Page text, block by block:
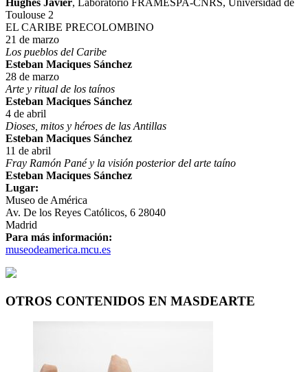
Hughes Javier, Laboratorio FRAMESPA-CNRS, Universidad de
Toulouse 2
EL CARIBE PRECOLOMBINO
21 de marzo
Los pueblos del Caribe
Esteban Maciques Sánchez
28 de marzo
Arte y ritual de los taínos
Esteban Maciques Sánchez
4 de abril
Dioses, mitos y héroes de las Antillas
Esteban Maciques Sánchez
11 de abril
Fray Ramón Pané y la visión posterior del arte taíno
Esteban Maciques Sánchez
Lugar:
Museo de América
Av. De los Reyes Católicos, 6 28040
Madrid
Para más información:
museodeamerica.mcu.es
OTROS CONTENIDOS EN MASDEARTE